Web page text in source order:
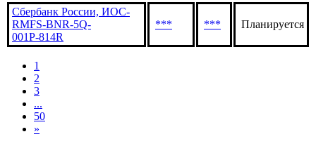
Сбербанк России, ИОС-
RMFS-BNR-5Q-
001Р-814R
*** *** Планируется
1
2
3
...
50
»